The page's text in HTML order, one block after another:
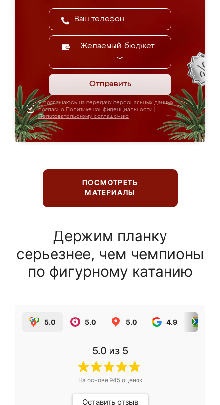
Желаемый бюджет
Отправить
Я соглашаюсь на передачу персональных данных
согласно Политике конфиденциальности
Пользовательскому соглашению
ПОСМОТРЕТЬ
МАТЕРИАЛЫ
Держим планку
серьезнее, чем чемпионы
по фигурному катанию
5.0 5.0 5.0 4.9
5.0 из 5
На основе 945оценок
Оставить отзыв